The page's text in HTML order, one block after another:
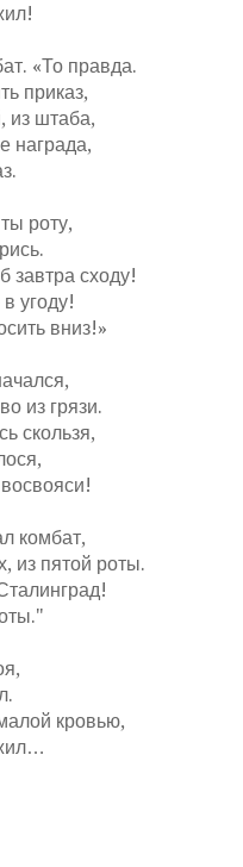
«То правда.
приказ,
из штаба,
награда,
роту,
завтра сходу!
угоду!
вниз!»
из грязи.
скользя,
комбат,
из пятой роты.
кровью,